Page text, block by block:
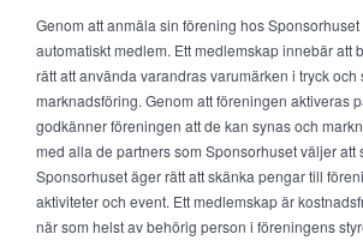
Genom att anmäla sin förening hos
automatiskt medlem. Ett medlemskap innebär att
rätt att använda varandras varumärken i tryck och
marknadsföring. Genom att föreningen aktiveras
godkänner föreningen att de kan synas och
med alla de partners som Sponsorhuset väljer att
Sponsorhuset äger rätt att skänka pengar till
aktiviteter och event. Ett medlemskap är
när som helst av behörig person i föreningens